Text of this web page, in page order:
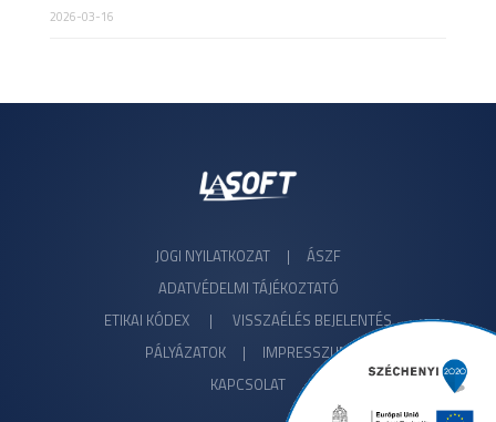
2026-03-16
JOGI NYILATKOZAT | ÁSZF
ADATVÉDELMI TÁJÉKOZTATÓ
ETIKAI KÓDEX
| VISSZAÉLÉS BEJELENTÉS
PÁLYÁZATOK | IMPRESSZUM
KAPCSOLAT